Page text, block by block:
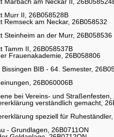
Murr II, 26B058528B
Remseck am Neckar, 26B058532
Steinheim an der Murr, 26B058536
Tamm II, 26B058537B
Frauenakademie, 26B058806
BIB - 64. Semester,
26B060006B
bei Vereins- und Straßenfesten,
verständlich gemacht,
speziell für
- Grundlagen, 26B0711ON